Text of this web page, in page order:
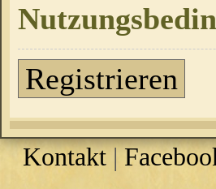
Registrieren
Kontakt |